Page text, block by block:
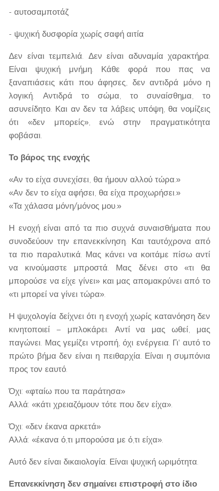
- αυτοσαμποτάζ
- ψυχική δυσφορία χωρίς σαφή αιτία
Δεν είναι τεμπελιά. Δεν είναι αδυναμία χαρακτήρα.
Είναι ψυχική μνήμη. Κάθε φορά που πας να
ξαναπιάσεις κάτι που άφησες, δεν αντιδρά μόνο η
λογική. Αντιδρά το σώμα, το συναίσθημα, το
ασυνείδητο. Και αν δεν τα λάβεις υπόψη, θα νομίζεις
ότι «δεν μπορείς», ενώ στην πραγματικότητα
φοβάσαι.
Το βάρος της ενοχής
«Αν το είχα συνεχίσει, θα ήμουν αλλού τώρα.»
«Αν δεν το είχα αφήσει, θα είχα προχωρήσει.»
«Τα χάλασα μόνη/μόνος μου.»
Η ενοχή είναι από τα πιο συχνά συναισθήματα που
συνοδεύουν την επανεκκίνηση. Και ταυτόχρονα από
τα πιο παραλυτικά. Μας κάνει να κοιτάμε πίσω αντί
να κινούμαστε μπροστά. Μας δένει στο «τι θα
μπορούσε να είχε γίνει» και μας απομακρύνει από το
«τι μπορεί να γίνει τώρα».
Η ψυχολογία δείχνει ότι η ενοχή χωρίς κατανόηση δεν
κινητοποιεί – μπλοκάρει. Αντί να μας ωθεί, μας
παγώνει. Μας γεμίζει ντροπή, όχι ενέργεια. Γι' αυτό το
πρώτο βήμα δεν είναι η πειθαρχία. Είναι η συμπόνια
προς τον εαυτό.
Όχι: «φταίω που τα παράτησα»
Αλλά: «κάτι χρειαζόμουν τότε που δεν είχα».
Όχι: «δεν έκανα αρκετά»
Αλλά: «έκανα ό,τι μπορούσα με ό,τι είχα».
Αυτό δεν είναι δικαιολογία. Είναι ψυχική ωριμότητα.
Επανεκκίνηση δεν σημαίνει επιστροφή στο ίδιο